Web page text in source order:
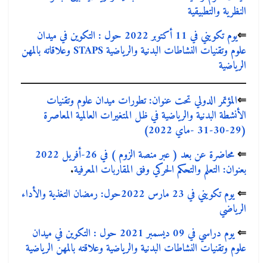
النظرية والتطبيقية
⇐
يوم تكويني في 11 أكتوبر 2022 حول : التكوين في ميدان
علوم وتقنيات النشاطات البدنية والرياضية STAPS وعلاقاته بالمهن
الرياضية
⇐المؤتمر الدولي تحت عنوان: تطورات ميدان علوم وتقنيات
الأنشطة البدنية والرياضية في ظل المتغيرات العالمية المعاصرة
(29-30-31 -ماي 2022)
⇐
محاضرة عن بعد ( عبر منصة الزوم ) في 26-أفريل 2022
بعنوان: التعلم والتحكم الحركي وفق المقاربات المعرفية.
⇐
يوم تكويني في 23 مارس 2022حول: رمضان التغذية والأداء
الرياضي
⇐
يوم دراسي في 09 ديسمبر 2021 حول : التكوين في ميدان
علوم وتقنيات النشاطات البدنية والرياضية وعلاقته بالمهن الرياضية